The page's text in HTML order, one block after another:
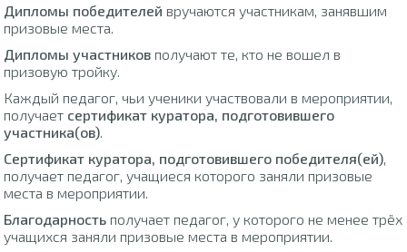
Дипломы победителей вручаются участникам, занявшим
призовые места.
Дипломы участников получают те, кто не вошел в
призовую тройку.
Каждый педагог, чьи ученики участвовали в мероприятии,
получает сертификат куратора, подготовившего
участника(ов).
Сертификат куратора, подготовившего победителя(ей),
получает педагог, учащиеся которого заняли призовые
места в мероприятии.
Благодарность получает педагог, у которого не менее трёх
учащихся заняли призовые места в мероприятии.